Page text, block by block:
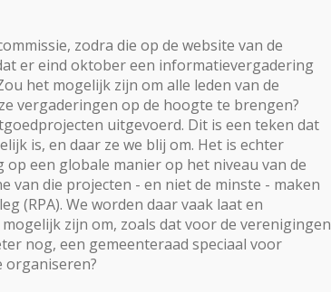
zodra die op de website van de
er eind oktober een informatievergadering
het mogelijk zijn om alle leden van de
vergaderingen op de hoogte te brengen?
uitgevoerd. Dit is een teken dat
is, en daar ze we blij om. Het is echter
een globale manier op het niveau van de
van die projecten - en niet de minste - maken
(RPA). We worden daar vaak laat en
zijn om, zoals dat voor de verenigingen
nog, een gemeenteraad speciaal voor
organiseren?